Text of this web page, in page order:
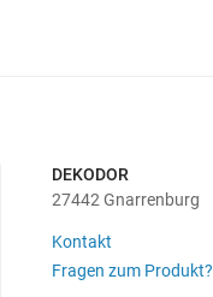
DEKODOR
27442 Gnarrenburg
Kontakt
Fragen zum Produkt?